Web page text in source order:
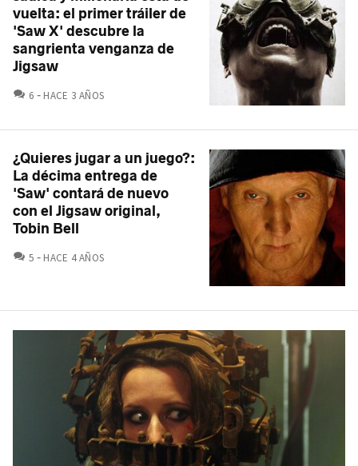
vuelta: el primer tráiler de
'Saw X' descubre la
sangrienta venganza de
Jigsaw
6 COMENTARIOS
HACE 3 AÑOS
¿Quieres jugar a un juego?:
La décima entrega de
'Saw' contará de nuevo
con el Jigsaw original,
Tobin Bell
5 COMENTARIOS
HACE 4 AÑOS